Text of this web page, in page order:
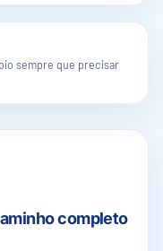
sempre que precisar
completo